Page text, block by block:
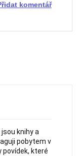
komentář
knihy a
pobytem v
povídek, které